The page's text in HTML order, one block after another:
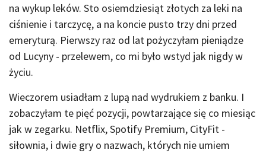
na wykup leków. Sto osiemdziesiąt złotych za leki na
ciśnienie i tarczycę, a na koncie pusto trzy dni przed
emeryturą. Pierwszy raz od lat pożyczyłam pieniądze
od Lucyny - przelewem, co mi było wstyd jak nigdy w
życiu.
Wieczorem usiadłam z lupą nad wydrukiem z banku. I
zobaczyłam te pięć pozycji, powtarzające się co miesiąc
jak w zegarku. Netflix, Spotify Premium, CityFit -
siłownia, i dwie gry o nazwach, których nie umiem